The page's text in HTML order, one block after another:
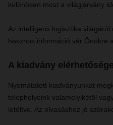
különösen most a világjárvány
Az intelligens logisztika
hasznos információ vár Önökre
A kiadvány
Nyomatatott kiadványunkat
telephelyeink valamelyikétől
letöltve. Az olvasáshoz jó